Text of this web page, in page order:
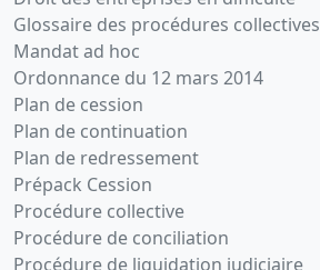
Glossaire des procédures collectives
Mandat ad hoc
Ordonnance du 12 mars 2014
Plan de cession
Plan de continuation
Plan de redressement
Prépack Cession
Procédure collective
Procédure de conciliation
Procédure de liquidation judiciaire